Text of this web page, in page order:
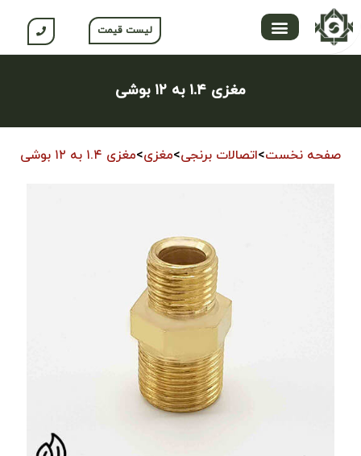
لیست قیمت
مغزی ۱.۴ به ۱۲ بوشی
صفحه نخست>اتصالات برنجی>مغزی>مغزی ۱.۴ به ۱۲ بوشی